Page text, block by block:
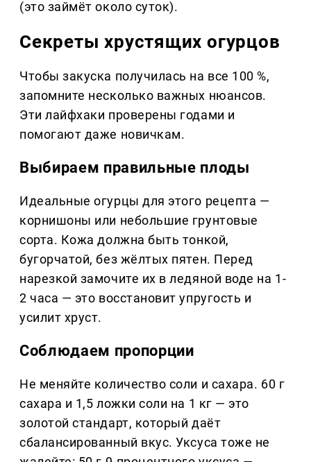
(это займёт около суток).
Секреты хрустящих огурцов
Чтобы закуска получилась на все 100 %,
запомните несколько важных нюансов.
Эти лайфхаки проверены годами и
помогают даже новичкам.
Выбираем правильные плоды
Идеальные огурцы для этого рецепта —
корнишоны или небольшие грунтовые
сорта. Кожа должна быть тонкой,
бугорчатой, без жёлтых пятен. Перед
нарезкой замочите их в ледяной воде на 1-
2 часа — это восстановит упругость и
усилит хруст.
Соблюдаем пропорции
Не меняйте количество соли и сахара. 60 г
сахара и 1,5 ложки соли на 1 кг — это
золотой стандарт, который даёт
сбалансированный вкус. Уксуса тоже не